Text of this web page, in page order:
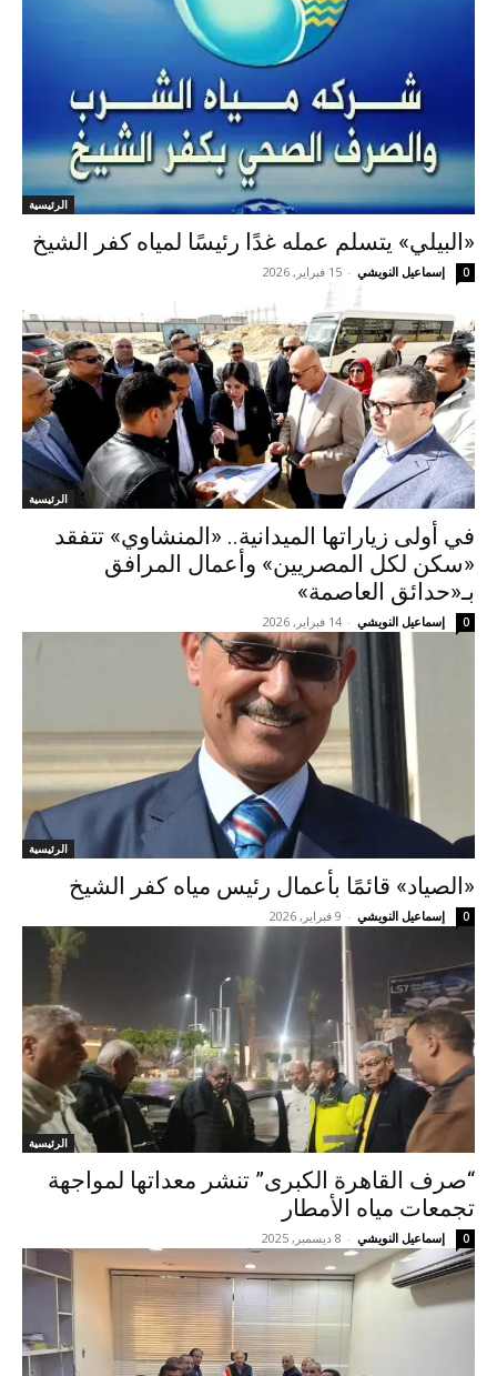
الرئيسية
«البيلي» يتسلم عمله غدًا رئيسًا لمياه كفر الشيخ
إسماعيل النويشي - 15 فبراير, 2026 0
الرئيسية
في أولى زياراتها الميدانية.. «المنشاوي» تتفقد
«سكن لكل المصريين» وأعمال المرافق
بـ«حدائق العاصمة»
إسماعيل النويشي - 14 فبراير, 2026 0
الرئيسية
«الصياد» قائمًا بأعمال رئيس مياه كفر الشيخ
إسماعيل النويشي - 9 فبراير, 2026 0
الرئيسية
“صرف القاهرة الكبرى” تنشر معداتها لمواجهة
تجمعات مياه الأمطار
إسماعيل النويشي - 8 ديسمبر, 2025 0